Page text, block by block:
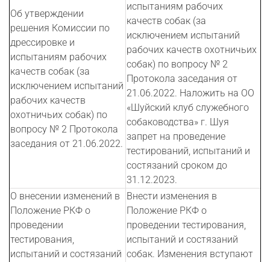
Об утверждении
решения Комиссии по
дрессировке и
испытаниям рабочих
качеств собак (за
исключением испытаний
рабочих качеств
охотничьих собак) по
вопросу № 2 Протокола
заседания от 21.06.2022.
испытаниям рабочих
качеств собак (за
исключением испытаний
рабочих качеств охотничьих
собак) по вопросу № 2
Протокола заседания от
21.06.2022. Наложить на ОО
«Шуйский клуб служебного
собаководства» г. Шуя
запрет на проведение
тестирований, испытаний и
состязаний сроком до
31.12.2023.
О внесении изменений в
Положение РКФ о
проведении
тестирования,
испытаний и состязаний
Внести изменения в
Положение РКФ о
проведении тестирования,
испытаний и состязаний
собак. Изменения вступают